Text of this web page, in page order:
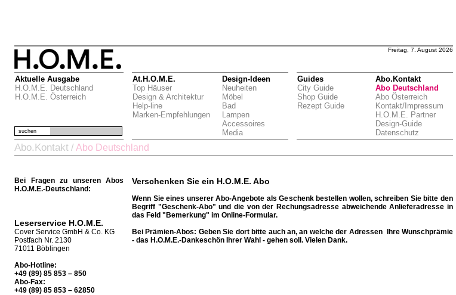
Freitag, 7. August 2026
Aktuelle Ausgabe
H.O.M.E. Deutschland
H.O.M.E. Österreich
At.H.O.M.E.
Top Häuser
Design & Architektur
Help-line
Marken-Empfehlungen
Design-Ideen
Neuheiten
Möbel
Bad
Lampen
Accessoires
Media
Guides
City Guide
Shop Guide
Rezept Guide
Abo.Kontakt
Abo Deutschland
Abo Österreich
Kontakt/Impressum
H.O.M.E. Partner
Design-Guide
Datenschutz
suchen
Abo.Kontakt / Abo Deutschland
Bei Fragen zu unseren Abos
H.O.M.E.-Deutschland:
Leserservice H.O.M.E.
Cover Service GmbH & Co. KG
Postfach Nr. 2130
71011 Böblingen
Abo-Hotline:
+49 (89) 85 853 – 850
Abo-Fax:
+49 (89) 85 853 – 62850
Verschenken Sie ein H.O.M.E. Abo
Wenn Sie eines unserer Abo-Angebote als Geschenk bestellen wollen, schreiben Sie bitte den
Begriff "Geschenk-Abo" und die von der Rechungsadresse abweichende Anlieferadresse in
das Feld "Bemerkung" im Online-Formular.
Bei Prämien-Abos: Geben Sie dort bitte auch an, an welche der Adressen Ihre Wunschprämie
- das H.O.M.E.-Dankeschön Ihrer Wahl - gehen soll. Vielen Dank.